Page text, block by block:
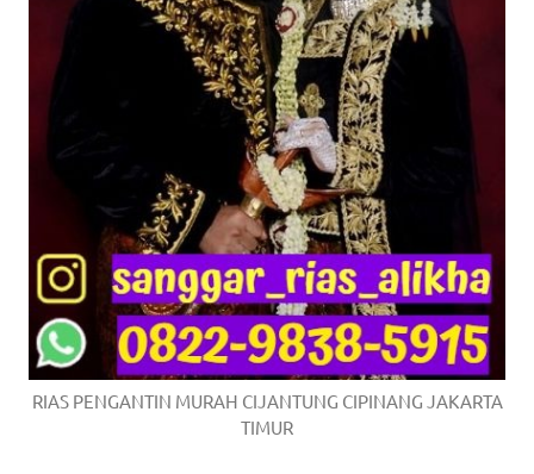
RIAS PENGANTIN MURAH CIJANTUNG CIPINANG JAKARTA
TIMUR